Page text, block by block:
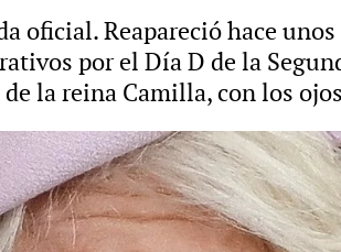
oficial. Reapareció hace
por el Día D de la
la reina Camilla, con los
el rey Carlos III debido al